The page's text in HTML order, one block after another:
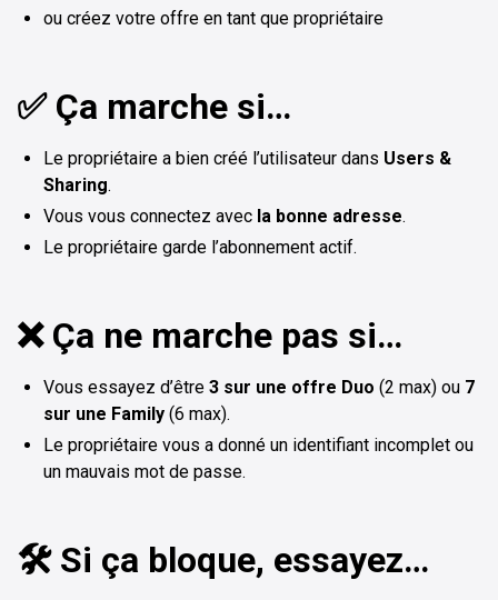
ou créez votre offre en tant que propriétaire
✅ Ça marche si…
Le propriétaire a bien créé l’utilisateur dans Users &
Sharing.
Vous vous connectez avec la bonne adresse.
Le propriétaire garde l’abonnement actif.
❌ Ça ne marche pas si…
Vous essayez d’être 3 sur une offre Duo (2 max) ou 7
sur une Family (6 max).
Le propriétaire vous a donné un identifiant incomplet ou
un mauvais mot de passe.
🛠️ Si ça bloque, essayez…